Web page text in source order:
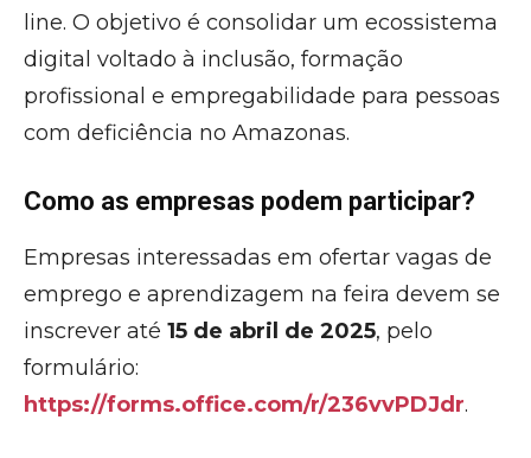
line. O objetivo é consolidar um ecossistema
digital voltado à inclusão, formação
profissional e empregabilidade para pessoas
com deficiência no Amazonas.
Como as empresas podem participar?
Empresas interessadas em ofertar vagas de
emprego e aprendizagem na feira devem se
inscrever até 15 de abril de 2025, pelo
formulário:
https://forms.office.com/r/236vvPDJdr.